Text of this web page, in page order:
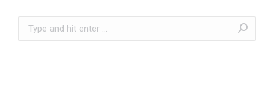
Search: